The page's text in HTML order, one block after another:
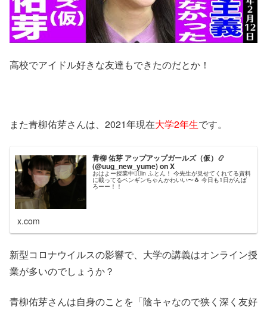
高校でアイドル好きな友達もできたのだとか！
また青柳佑芽さんは、2021年現在大学2年生です。
青柳 佑芽 アップアップガールズ（仮）📿
(@uug_new_yume) on X
おはよー授業中✊🏻in ふとん！ 今先生が見せてくれてる資料
に載ってるペンギンちゃんかわいい〜🐧 今日も1日がんば
ろーー！！
x.com
新型コロナウイルスの影響で、大学の講義はオンライン授
業が多いのでしょうか？
青柳佑芽さんは自身のことを「陰キャなので狭く深く友好